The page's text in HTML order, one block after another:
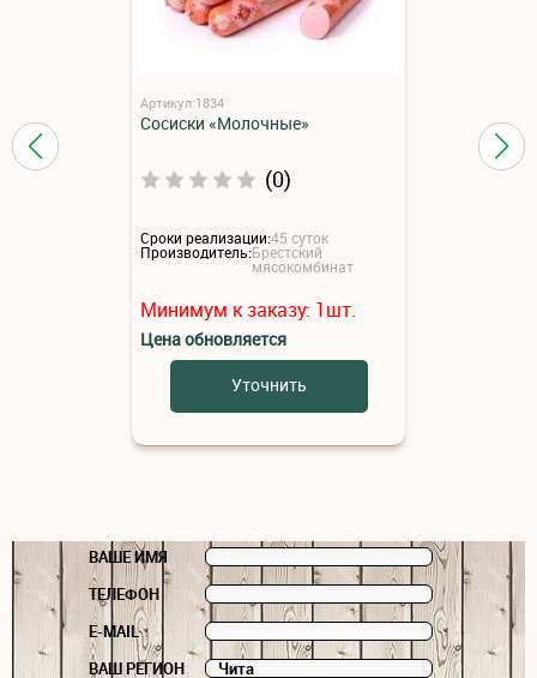
Артикул:1834
Сосиски «Молочные»
(0)
Сроки реализации:45 суток
Производитель:Брестский
мясокомбинат
Минимум к заказу: 1шт.
Цена обновляется
Уточнить
ВАШЕ ИМЯ
ТЕЛЕФОН
E-MAIL
ВАШ РЕГИОН